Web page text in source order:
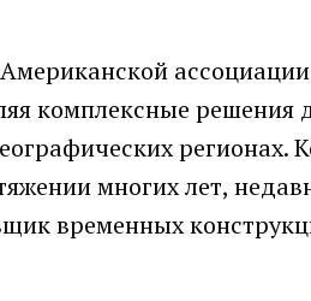
комплексные решения
регионах.
многих лет,
временных